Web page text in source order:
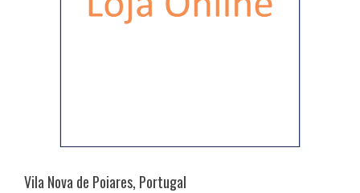
Vila Nova de Poiares, Portugal